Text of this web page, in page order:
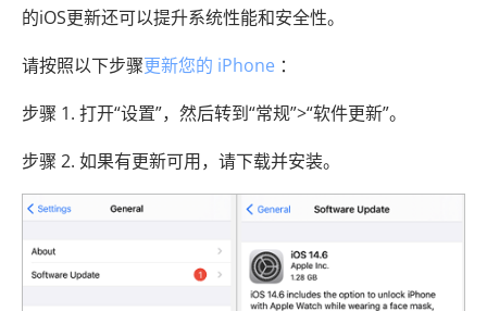
的iOS更新还可以提升系统性能和安全性。
请按照以下步骤更新您的 iPhone ：
步骤 1. 打开“设置”，然后转到“常规”>“软件更新”。
步骤 2. 如果有更新可用，请下载并安装。